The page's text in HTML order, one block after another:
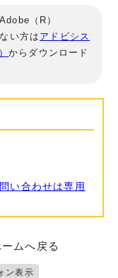
（R）
い方は アドビシス
からダウンロード
い合わせは専用
ームへ戻る
ン表示